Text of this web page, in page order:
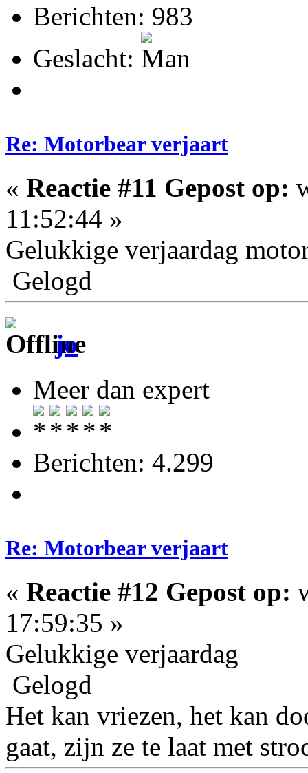
Berichten: 983
Geslacht:
Re: Motorbear verjaart
« Reactie #11 Gepost op:
11:52:44 »
Gelukkige verjaardag
Gelogd
jo
Meer dan expert
Berichten: 4.299
Re: Motorbear verjaart
« Reactie #12 Gepost op:
17:59:35 »
Gelukkige verjaardag
Gelogd
Het kan vriezen, het kan
gaat, zijn ze te laat met